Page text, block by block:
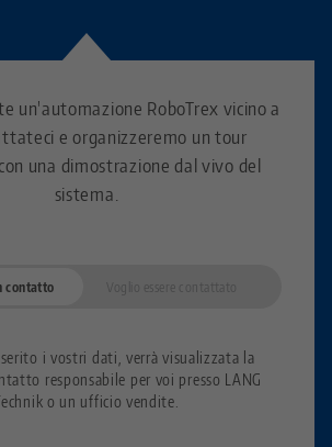
un'automazione RoboTrex vicino a
e organizzeremo un tour
una dimostrazione dal vivo del
sistema.
contatto Voglio essere contattato
i vostri dati, verrà visualizzata la
responsabile per voi presso LANG
o un ufficio vendite.